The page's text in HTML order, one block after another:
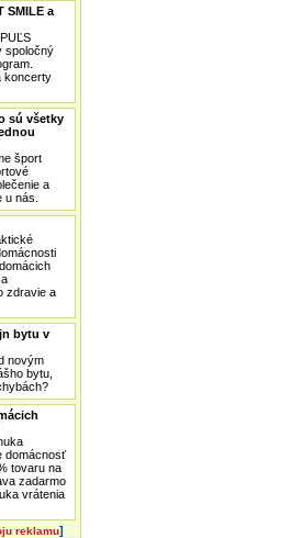
SMILE a
spoločný
koncerty
sú všetky
šport
a
u nás.
zdravie a
bytu v
novým
bytu,
domácnosť
tovaru na
zadarmo
vrátenia
reklamu]